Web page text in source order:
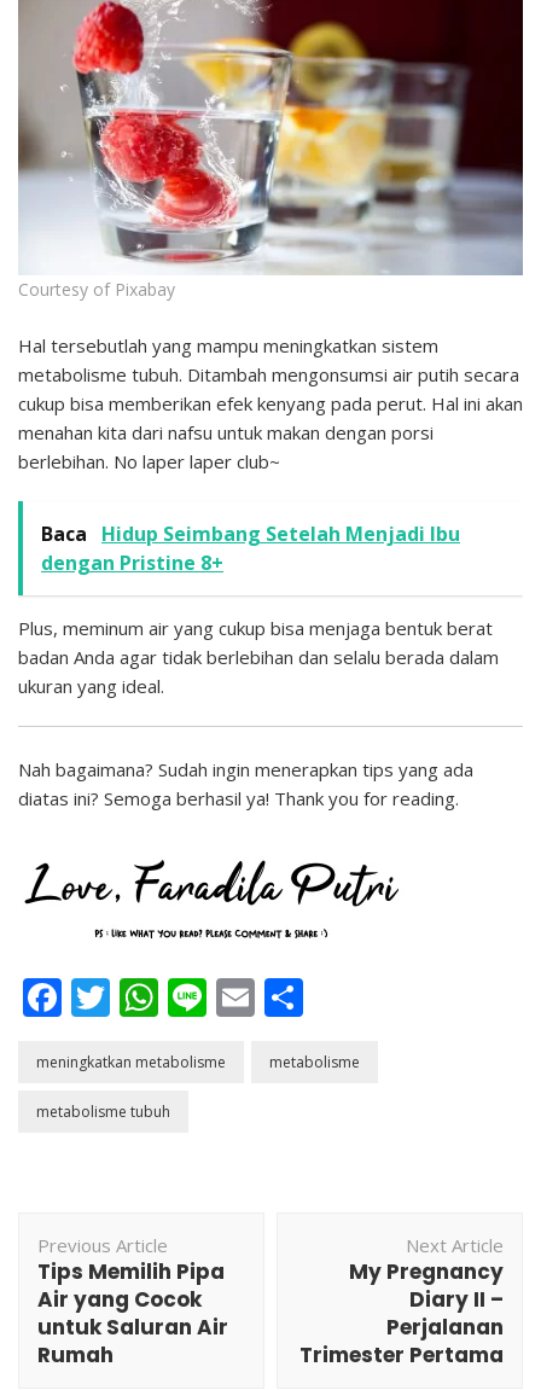
Courtesy of Pixabay
Hal tersebutlah yang mampu meningkatkan sistem
metabolisme tubuh. Ditambah mengonsumsi air putih secara
cukup bisa memberikan efek kenyang pada perut. Hal ini akan
menahan kita dari nafsu untuk makan dengan porsi
berlebihan. No laper laper club~
Baca
Hidup Seimbang Setelah Menjadi Ibu
dengan Pristine 8+
Plus, meminum air yang cukup bisa menjaga bentuk berat
badan Anda agar tidak berlebihan dan selalu berada dalam
ukuran yang ideal.
Nah bagaimana? Sudah ingin menerapkan tips yang ada
diatas ini? Semoga berhasil ya! Thank you for reading.
Facebook
Twitter
WhatsApp
LineEmail
meningkatkan metabolisme metabolisme
metabolisme tubuh
Navigation
Previous Article
Tips Memilih Pipa
Air yang Cocok
untuk Saluran Air
Rumah
Next Article
My Pregnancy
Diary II –
Perjalanan
Trimester Pertama